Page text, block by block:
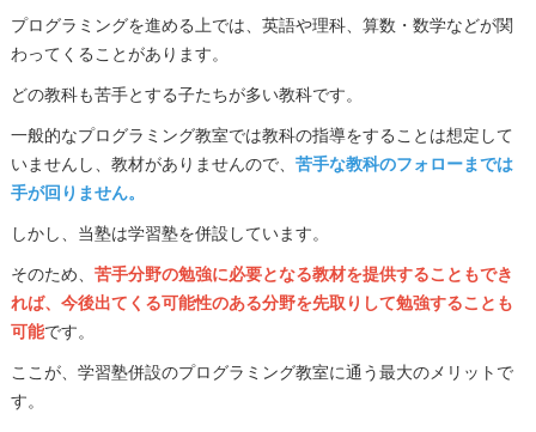
プログラミングを進める上では、英語や理科、算数・数学などが関
わってくることがあります。
どの教科も苦手とする子たちが多い教科です。
一般的なプログラミング教室では教科の指導をすることは想定して
いませんし、教材がありませんので、 苦手な教科のフォローまでは
手が回りません。
しかし、当塾は学習塾を併設しています。
そのため、 苦手分野の勉強に必要となる教材を提供することもでき
れば、今後出てくる可能性のある分野を先取りして勉強することも
可能です。
ここが、学習塾併設のプログラミング教室に通う最大のメリットで
す。